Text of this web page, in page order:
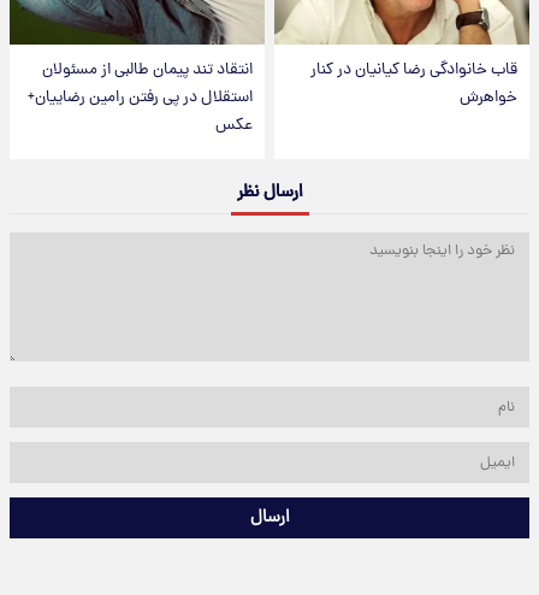
قاب خانوادگی رضا کیانیان در کنار
خواهرش
انتقاد تند پیمان طالبی از مسئولان
استقلال در پی رفتن رامین رضاییان+
عکس
ارسال نظر
ارسال